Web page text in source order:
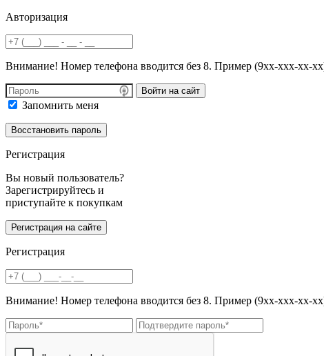
Авторизация
Внимание! Номер телефона вводится без 8. Пример (9хх-ххх-хх-
Войти на сайт
Запомнить меня
Регистрация
Вы новый пользователь?
Зарегистрируйтесь и
приступайте к покупкам
Регистрация
Внимание! Номер телефона вводится без 8. Пример (9хх-ххх-хх-